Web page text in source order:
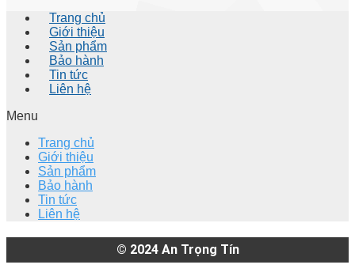
Trang chủ
Giới thiệu
Sản phẩm
Bảo hành
Tin tức
Liên hệ
Menu
Trang chủ
Giới thiệu
Sản phẩm
Bảo hành
Tin tức
Liên hệ
© 2024 An Trọng Tín